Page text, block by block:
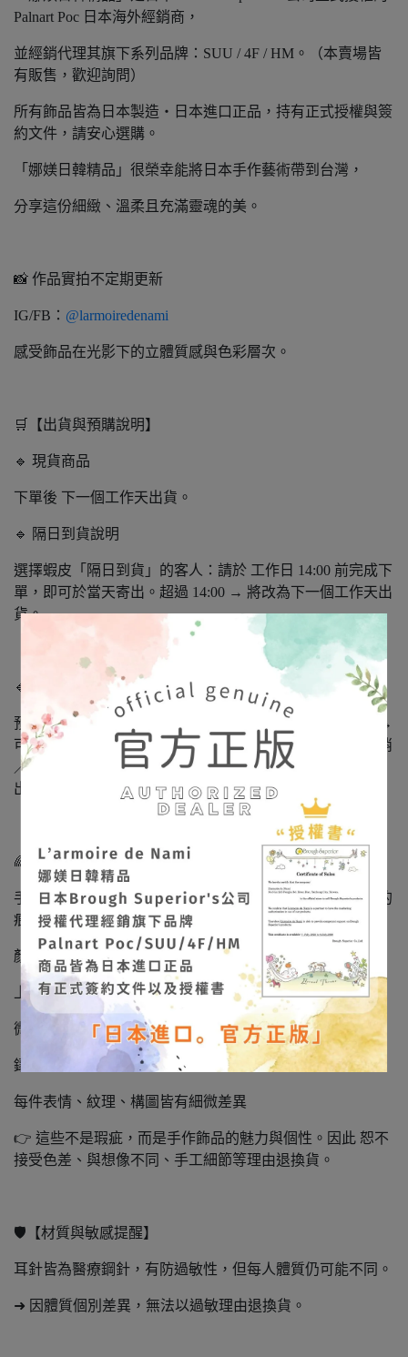
Palnart Poc 日本海外經銷商，
並經銷代理其旗下系列品牌：SUU / 4F / HM。（本賣場皆
有販售，歡迎詢問）
所有飾品皆為日本製造‧日本進口正品，持有正式授權與簽
約文件，請安心選購。
「娜媄日韓精品」很榮幸能將日本手作藝術帶到台灣，
分享這份細緻、溫柔且充滿靈魂的美。
📸 作品實拍不定期更新
IG/FB： @larmoiredenami
感受飾品在光影下的立體質感與色彩層次。
🛒【出貨與預購說明】
🔹 現貨商品
下單後 下一個工作天出貨。
🔹 隔日到貨說明
選擇蝦皮「隔日到貨」的客人：請於 工作日 14:00 前完成下
單，即可於當天寄出。超過 14:00 → 將改為下一個工作天出
貨。
（實際配送仍以物流運作與假期公告為主。）
🔹 日本預購商品
預購約需 14～30 個工作天（不含假日）。如遇缺貨/缺料 →
可能延後或斷貨，會主動通知退款。預購下單後恕無法取消
／更改。若同筆訂單含預購＋現貨 → 全部到齊後一併寄
出。
🌈【手作商品特性｜非瑕疵說明】
手作飾品本就像手寫日記一樣，會留下些許溫度與不完美的
痕跡，以下皆屬正常現象：
顏色深淺／筆觸不完全一致
上色略有不勻
微小氣泡、凹點、溢膠
鑲鑽位置略有偏差
每件表情、紋理、構圖皆有細微差異
👉 這些不是瑕疵，而是手作飾品的魅力與個性。因此 恕不
接受色差、與想像不同、手工細節等理由退換貨。
🛡️【材質與敏感提醒】
耳針皆為醫療鋼針，有防過敏性，但每人體質仍可能不同。
➜ 因體質個別差異，無法以過敏理由退換貨。